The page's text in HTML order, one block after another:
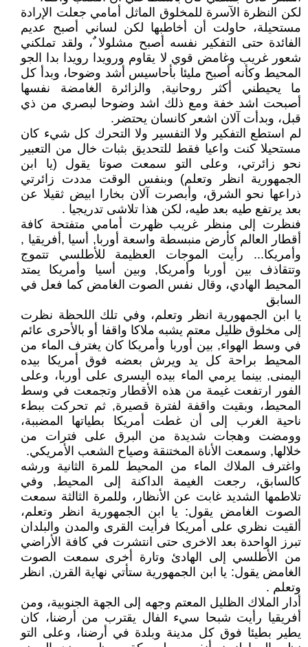
لكن النظرة الآسرة للمخلوق الماثل أمامي جعلت الإرادة
مستحيلة، حاولت أن أخاطبها لكن لساني أصبح عديم
الفائدة حتى التفكير نفسه أصبح مشلولا ٌ، ولقد تملكني
شعور غريب وغامض قوي لا يقاوم ورويدا رويدا بدا الجو
المحيط وكأنه أصبح مليئا بأحاسيس أشد وضوحا، وبدأ كل
ما يحيطني أكثر روحانية, والزائرة الغامضة نفسها
أصبحت اشد خفة ومع ذلك اشد وضوحا لبصري من ذي
قبل، وبدأت آلان اشعر كانسان يحتضر.
لم استطع التفكير ولا التفسير ولا التحرك كل شيء كان
مستحيلا كنت واعيا فقط للتحديق بثبات خال من التعبير
نحو زائرتي، وعلى التو سمعت صوتا يقول (يا ابن
الجمهورية انظر وتعلم) وبنفس الوقت مددت زائرتي
ذراعها نحو الشرق، وأبصرت آلان بخارا ابيض ثقيلا عن
بعد يرتفع طيه بعد طيه، لكن هذا تلاشى تدريجيا .
فنظرت إلى منظر غريب ظهرت أمامي متفتحة كافة
أقطار العالم كأرض منبسطة واسعة أوربا, أسيا ,أفريقيا ,
وأمريكا... رأيت الموجات العظيمة للأطلسي تتموج
وتتقاذف بين أوربا وأمريكا, وبين أسيا وأمريكا يمتد
المحيط الهادي، وقال نفس الصوت الغامض كما فعل في
السابق
يا ابن الجمهورية انظر وتعلم، وفي تلك اللحظة نظرت
إلى مخلوق ظليل معتم يشبه ملاكا واقفا أو بالأحرى عائم
في وسط الهواء, بين أوربا وأمريكا كان يغترف الماء من
المحيط براحة كل يد ويرش بعضه فوق أمريكا بيده
اليمنى, بينما يرمي الماء بيده اليسرى على أوربا، وعلى
الفور ارتفعت غيمة من هذه الأقطار وتجمعت في وسط
المحيط، وبقيت واقفة لفترة قصيرة, ثم تحركت ببطء
ناحية الغرب إلى أن غطت أمريكا بطياتها المضببة،
وومضت وهجات شديدة من البرق على فترات من
خلالها, وسمعت الأناة المختنقة وصياح الشعب الأمريكي.
واغترف الملاك الماء من المحيط للمرة الثانية ورشه
كالسابق، رجعت الغيمة الداكنة إلى المحيط, وفي
تلاطمها الشديد غابت عن الأنظار، وللمرة الثالثة سمعت
الصوت الغامض يقول: يا ابن الجمهورية انظر وتعلم،
ألقيت نظري على أمريكا فرأيت القرى والمدن والبلدان
تبرز الواحدة بعد الاخرى حتى انتشرت في كافة الأراضي
من الأطلسي إلى الهادئ وتارة أخرى سمعت الصوت
الغامض يقول: يا ابن الجمهورية ستأتي نهاية القرن, انظر
وتعلم .
أدار الملاك الظليل المعتم وجهه إلى الجهة الجنوبية، ومن
أفريقيا رأيت شبحا سيء الفال يقترب من أرضنا، كان
يطير بطيئا فوق كل مدينة وبلدة في أرضنا، وعلى التو